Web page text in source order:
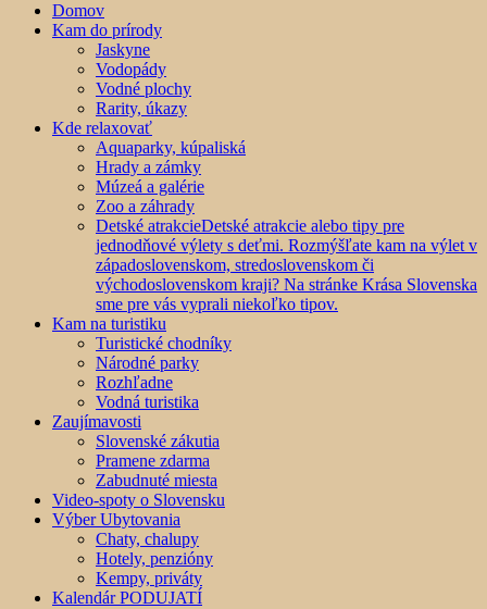
Domov
Kam do prírody
Jaskyne
Vodopády
Vodné plochy
Rarity, úkazy
Kde relaxovať
Aquaparky, kúpaliská
Hrady a zámky
Múzeá a galérie
Zoo a záhrady
Detské atrakcieDetské atrakcie alebo tipy pre
jednodňové výlety s deťmi. Rozmýšľate kam na výlet v
západoslovenskom, stredoslovenskom či
východoslovenskom kraji? Na stránke Krása Slovenska
sme pre vás vyprali niekoľko tipov.
Kam na turistiku
Turistické chodníky
Národné parky
Rozhľadne
Vodná turistika
Zaujímavosti
Slovenské zákutia
Pramene zdarma
Zabudnuté miesta
Video-spoty o Slovensku
Výber Ubytovania
Chaty, chalupy
Hotely, penzióny
Kempy, priváty
Kalendár PODUJATÍ